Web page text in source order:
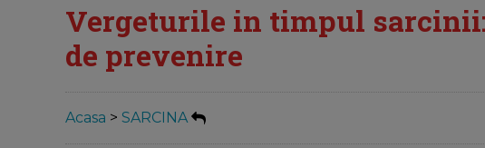
Vergeturile in timpul
de prevenire
Acasa > SARCINA